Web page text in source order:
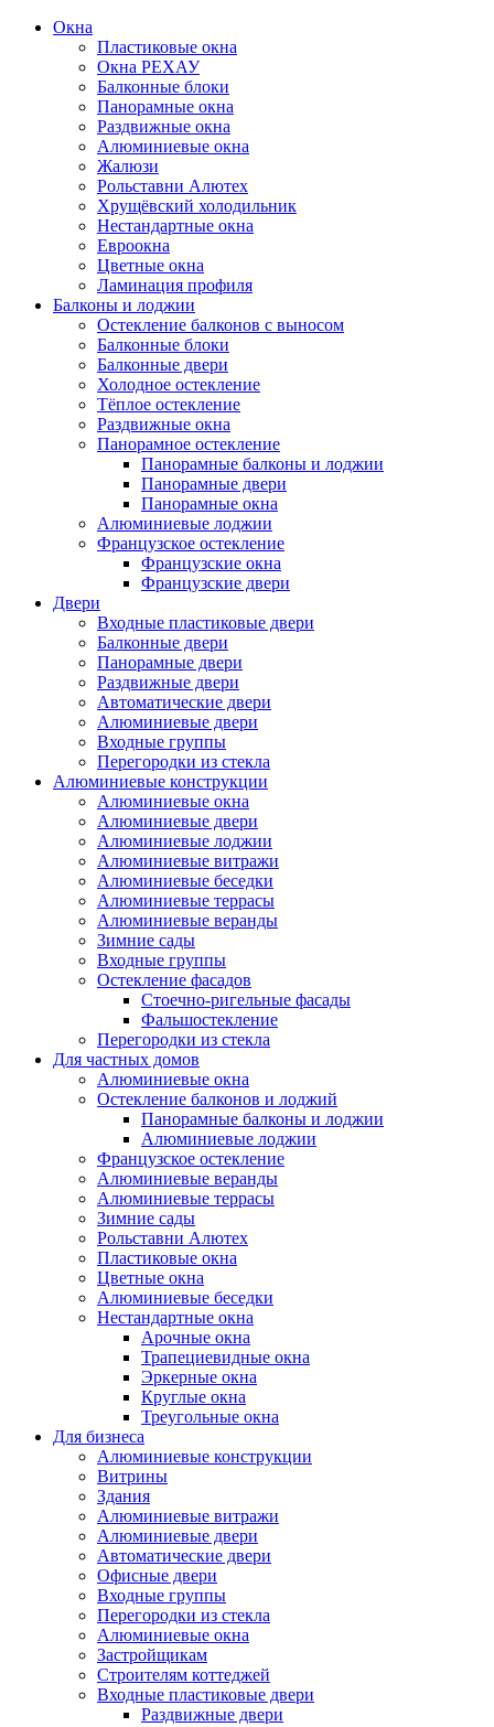
Окна
Пластиковые окна
Окна РЕХАУ
Балконные блоки
Панорамные окна
Раздвижные окна
Алюминиевые окна
Жалюзи
Рольставни Алютех
Хрущёвский холодильник
Нестандартные окна
Евроокна
Цветные окна
Ламинация профиля
Балконы и лоджии
Остекление балконов с выносом
Балконные блоки
Балконные двери
Холодное остекление
Тёплое остекление
Раздвижные окна
Панорамное остекление
Панорамные балконы и лоджии
Панорамные двери
Панорамные окна
Алюминиевые лоджии
Французское остекление
Французские окна
Французские двери
Двери
Входные пластиковые двери
Балконные двери
Панорамные двери
Раздвижные двери
Автоматические двери
Алюминиевые двери
Входные группы
Перегородки из стекла
Алюминиевые конструкции
Алюминиевые окна
Алюминиевые двери
Алюминиевые лоджии
Алюминиевые витражи
Алюминиевые беседки
Алюминиевые террасы
Алюминиевые веранды
Зимние сады
Входные группы
Остекление фасадов
Стоечно-ригельные фасады
Фальшостекление
Перегородки из стекла
Для частных домов
Алюминиевые окна
Остекление балконов и лоджий
Панорамные балконы и лоджии
Алюминиевые лоджии
Французское остекление
Алюминиевые веранды
Алюминиевые террасы
Зимние сады
Рольставни Алютех
Пластиковые окна
Цветные окна
Алюминиевые беседки
Нестандартные окна
Арочные окна
Трапециевидные окна
Эркерные окна
Круглые окна
Треугольные окна
Для бизнеса
Алюминиевые конструкции
Витрины
Здания
Алюминиевые витражи
Алюминиевые двери
Автоматические двери
Офисные двери
Входные группы
Перегородки из стекла
Алюминиевые окна
Застройщикам
Строителям коттеджей
Входные пластиковые двери
Раздвижные двери